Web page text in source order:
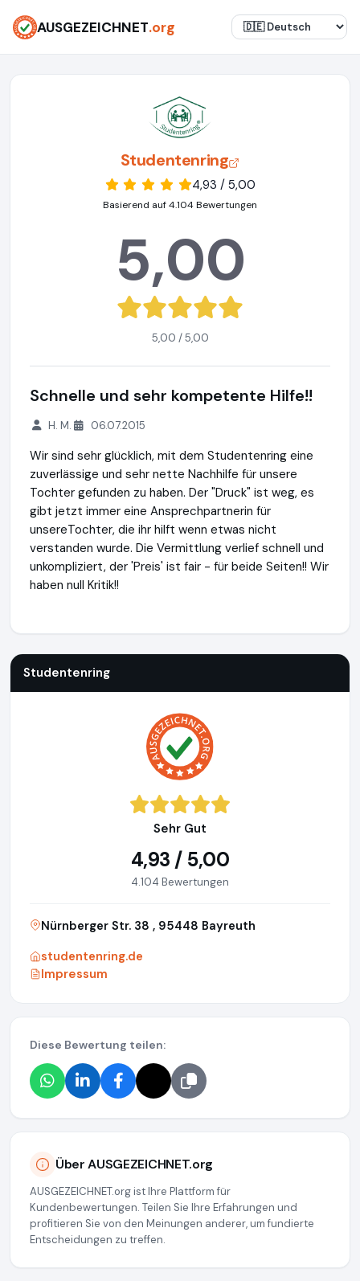
AUSGEZEICHNET.org
Studentenring
4,93 / 5,00
Basierend auf 4.104 Bewertungen
5,00
5,00 / 5,00
Schnelle und sehr kompetente Hilfe!!
H. M. 06.07.2015
Wir sind sehr glücklich, mit dem Studentenring eine
zuverlässige und sehr nette Nachhilfe für unsere
Tochter gefunden zu haben. Der "Druck" ist weg, es
gibt jetzt immer eine Ansprechpartnerin für
unsereTochter, die ihr hilft wenn etwas nicht
verstanden wurde. Die Vermittlung verlief schnell und
unkompliziert, der 'Preis' ist fair - für beide Seiten!! Wir
haben null Kritik!!
Studentenring
Sehr Gut
4,93 / 5,00
4.104 Bewertungen
Nürnberger Str. 38 , 95448 Bayreuth
studentenring.de
Impressum
Diese Bewertung teilen:
Über AUSGEZEICHNET.org
AUSGEZEICHNET.org ist Ihre Plattform für
Kundenbewertungen. Teilen Sie Ihre Erfahrungen und
profitieren Sie von den Meinungen anderer, um fundierte
Entscheidungen zu treffen.